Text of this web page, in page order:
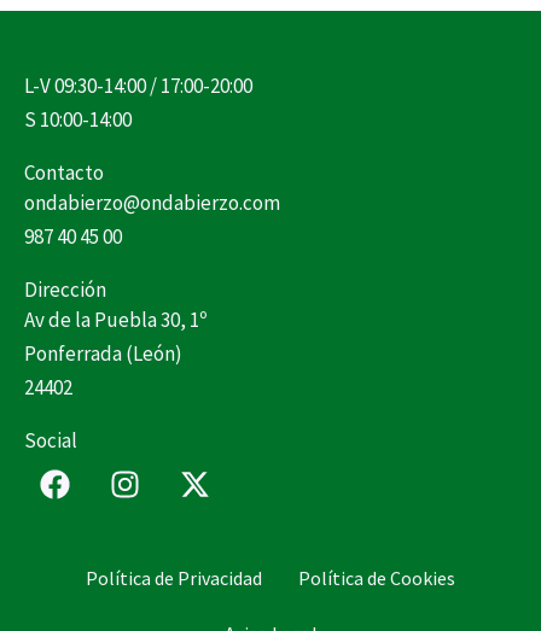
L-V 09:30-14:00 / 17:00-20:00
S 10:00-14:00
Contacto
ondabierzo@ondabierzo.com
987 40 45 00
Dirección
Av de la Puebla 30, 1º
Ponferrada (León)
24402
Social
F
a
I
n
a
X
-
i
Política de Privacidad Política de Cookies